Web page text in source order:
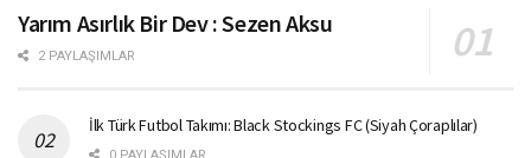
Yarım Asırlık Bir Dev : Sezen Aksu
2 PAYLAŞIMLAR
İlk Türk Futbol Takımı: Black Stockings FC (Siyah Çoraplılar)